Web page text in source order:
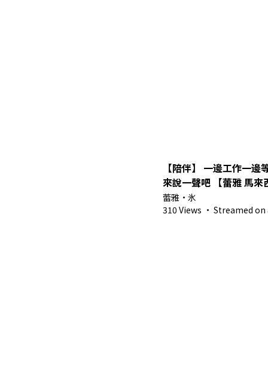
【陪伴】 一邊工作一
來說一聲吧 【蕾雅 馬
蕾雅・氷
310 Views · Streamed on